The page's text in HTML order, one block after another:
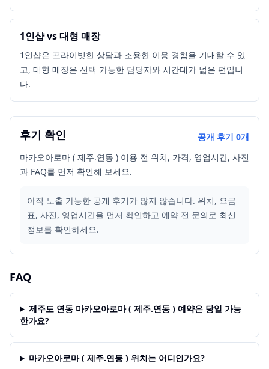
1인샵 vs 대형 매장
1인샵은 프라이빗한 상담과 조용한 이용 경험을 기대할 수 있
고, 대형 매장은 선택 가능한 담당자와 시간대가 넓은 편입니
다.
후기 확인 공개 후기 0개
마카오아로마 ( 제주.연동 ) 이용 전 위치, 가격, 영업시간, 사진
과 FAQ를 먼저 확인해 보세요.
아직 노출 가능한 공개 후기가 많지 않습니다. 위치, 요금
표, 사진, 영업시간을 먼저 확인하고 예약 전 문의로 최신
정보를 확인하세요.
FAQ
제주도 연동 마카오아로마 ( 제주.연동 ) 예약은 당일 가능
한가요?
마카오아로마 ( 제주.연동 ) 위치는 어디인가요?